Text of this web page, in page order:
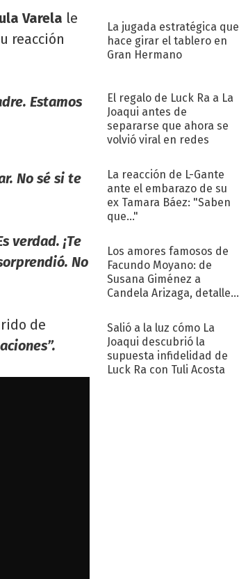
Varela le
reacción
Estamos
No sé si te
verdad. ¡Te
No
de
La jugada estratégica que
hace girar el tablero en
Gran Hermano
El regalo de Luck Ra a La
Joaqui antes de
separarse que ahora se
volvió viral en redes
La reacción de L-Gante
ante el embarazo de su
ex Tamara Báez: "Saben
que..."
Los amores famosos de
Facundo Moyano: de
Susana Giménez a
Candela Arizaga, detalles
sentimental
Salió a la luz cómo La
Joaqui descubrió la
supuesta infidelidad de
Luck Ra con Tuli Acosta